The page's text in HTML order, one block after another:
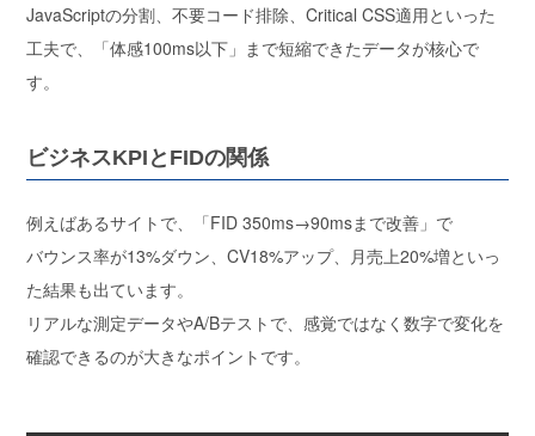
JavaScriptの分割、不要コード排除、Critical CSS適用といった
工夫で、「体感100ms以下」まで短縮できたデータが核心で
す。
ビジネスKPIとFIDの関係
例えばあるサイトで、「FID 350ms→90msまで改善」で
バウンス率が13%ダウン、CV18%アップ、月売上20%増といっ
た結果も出ています。
リアルな測定データやA/Bテスト で、感覚ではなく数字で変化を
確認できるのが大きなポイントです。